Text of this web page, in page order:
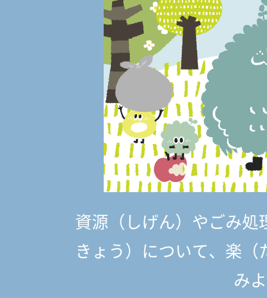
資源（しげん）やごみ
きょう） について、楽（
み